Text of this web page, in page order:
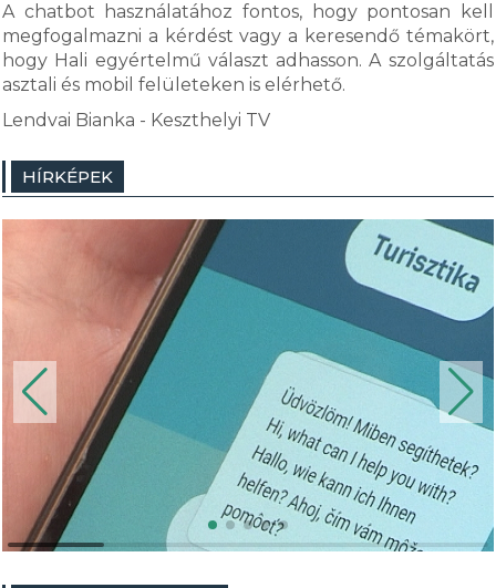
A chatbot használatához fontos, hogy pontosan kell
megfogalmazni a kérdést vagy a keresendő témakört,
hogy Hali egyértelmű választ adhasson. A szolgáltatás
asztali és mobil felületeken is elérhető.
Lendvai Bianka - Keszthelyi TV
HÍRKÉPEK